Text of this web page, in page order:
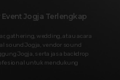
Jogja Terlengkap
gathering, wedding, atau acara
sound Jogja, vendor sound
Jogja, serta jasa backdrop
untuk mendukung